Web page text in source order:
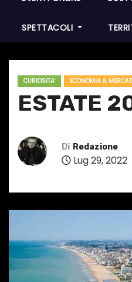
SPETTACOLI
CURIOSITA' ECONOMIA &
ESTATE
Di Redazione
Lug 29, 2022